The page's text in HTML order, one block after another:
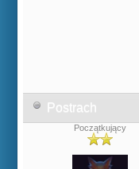
Postrach
Początkujący